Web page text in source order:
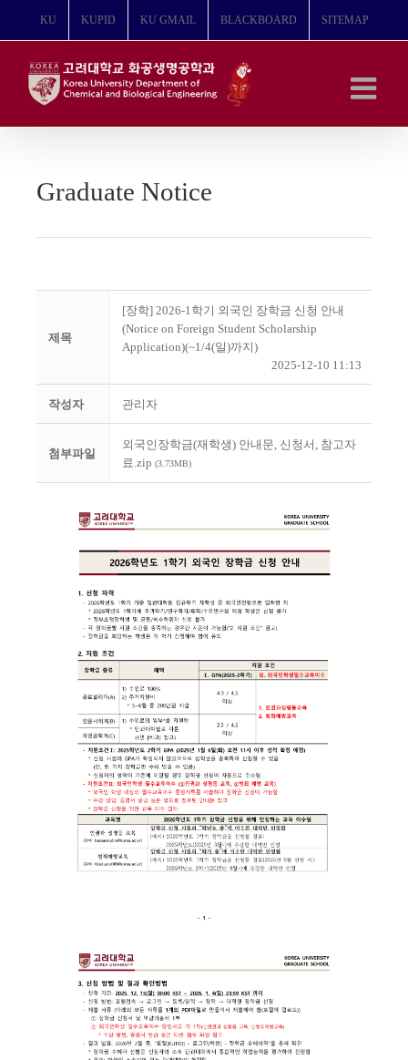
뛰
KU KUPID KU GMAIL BLACKBOARD SITEMAP
Graduate Notice
제목
[장학] 2026-1학기 외국인 장학금 신청 안내
(Notice on Foreign Student Scholarship
Application)(~1/4(일)까지)
2025-12-10 11:13
작성자 관리자
첨부파일
외국인장학금(재학생) 안내문, 신청서, 참고자
료.zip (3.73MB)